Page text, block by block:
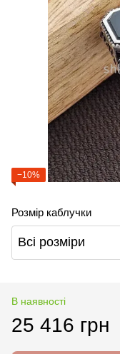
−10%
Розмір каблучки
Всі розміри
В наявності
25 416 грн